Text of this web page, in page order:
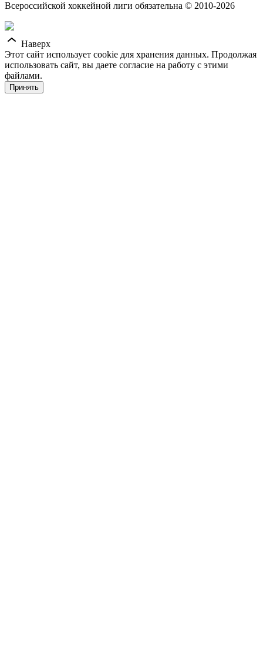
Всероссийской хоккейной лиги обязательна © 2010-2026
Наверх
Этот сайт использует cookie для хранения данных. Продолжая
использовать сайт, вы даете согласие на работу с этими
файлами.
Принять